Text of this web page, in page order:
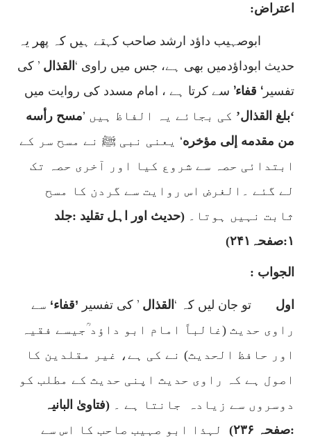
اعتراض:
ابوصہیب داؤد ارشد صاحب کہتے ہیں کہ پھر یہ
حدیث ابوداؤدمیں بھی ہے، جس میں راوی ‘ القذال ’ کی
تفسیر ‘ قفاء’ سے کرتا ہے ، امام مسدد کی روایت میں
‘بلغ القذال’ کی بجائے یہ الفاظ ہیں ’مسح رأسه
من مقدمه إلى مؤخره‘ یعنی نبی ﷺ نے مسح سر کے
ابتدائی حصہ سے شروع کیا اور آخری حصہ تک
لے گئے ۔الغرض اس روایت سے گردن کا مسح
ثابت نہیں ہوتا۔ (حدیث اور اہل تقلید :جلد
۱:صفحہ۲۴۱)
الجواب :
اول تو جان لیں کہ ‘ القذال ’ کی تفسیر ’قفاء‘ سے
راوی حدیث (غالباً امام ابو داؤد ؒجیسے فقیہ
اور حافظ الحدیث) نے کی ہے، غیر مقلدین کا
اصول ہے کہ راوی حدیث اپنی حدیث کے مطلب کو
دوسروں سے زیادہ
جانتا ہے ۔ (فتاویٰ البانیہ
:صفحہ ۲۳۶)
لہذا ابو صہیب صاحب کا اس سے